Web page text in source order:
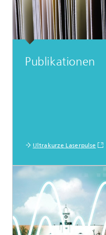
Publikationen
Ultrakurze Laserpulse